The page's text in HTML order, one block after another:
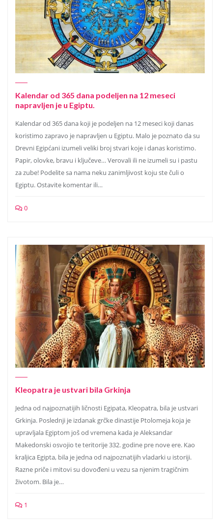
Kalendar od 365 dana podeljen na 12 meseci
napravljen je u Egiptu.
Kalendar od 365 dana koji je podeljen na 12 meseci koji danas
koristimo zapravo je napravljen u Egiptu. Malo je poznato da su
Drevni Egipćani izumeli veliki broj stvari koje i danas koristimo.
Papir, olovke, bravu i ključeve… Verovali ili ne izumeli su i pastu
za zube! Podelite sa nama neku zanimljivost koju ste čuli o
Egiptu. Ostavite komentar ili…
0
Kleopatra je ustvari bila Grkinja
Jedna od najpoznatijih ličnosti Egipata, Kleopatra, bila je ustvari
Grkinja. Poslednji je izdanak grčke dinastije Ptolomeja koja je
upravljala Egiptom još od vremena kada je Aleksandar
Makedonski osvojio te teritorije 332. godine pre nove ere. Kao
kraljica Egipta, bila je jedna od najpoznatijih vladarki u istoriji.
Razne priče i mitovi su dovođeni u vezu sa njenim tragičnim
životom. Bila je…
1